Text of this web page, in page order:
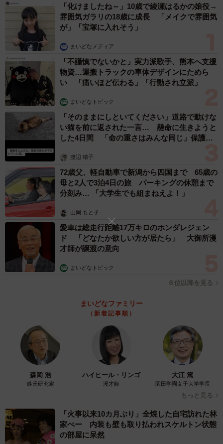
「化けましたね～」10歳で綾瀬はるかの娘役→
雰囲気ガラリの18歳に成長 「メイクで雰囲気
が」「宝塚に入れそう」
まいどなメディア
「不謹慎でないかと」実力派歌手、熊本へ支援
物資…運搬トラックの車体デザインにためら
い 「痛いほど伝わる」「行動され立派」
まいどなトピック
「そのままにしといてください」道路で動けな
い猫を前に返された一言… 懸命に生きようと
した4日間 「命の重さはみんな同じ」保護団
渡辺 晴子
72歳父、軽自動車で新潟から四国まで 65歳の
母と2人で3泊4日の旅 パーキングの休憩まで
分刻み… 「大学生でも組まねえよ！」
山岡 もと子
愛車は総走行距離17万キロのホンダレジェン
ド 「どなたか欲しい方が居たら」 大御所漫
才師が譲渡の意向
まいどなトピック
６位以降を見る
まいどなファミリー
（新着記事順）
森岡 浩
姓氏研究家
ハイヒール・リンゴ
漫才師
大江 篤
園田学園女子大学学長
もっと見る
「火事以来10カ月ぶり」全焼した自宅訪れた林
家ぺー 内装も壁も取り払われスケルトン状態
の部屋に呆然